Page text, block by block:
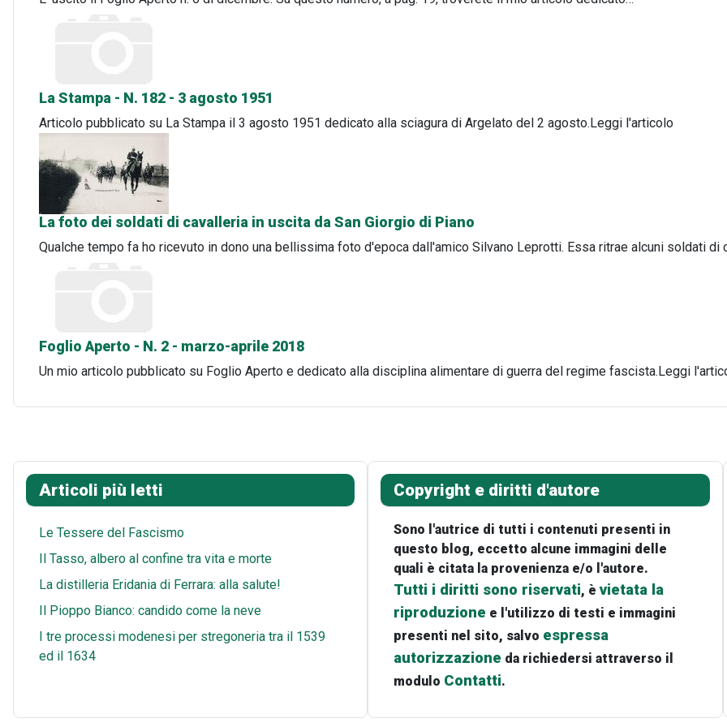
La Stampa - N. 182 - 3 agosto 1951
Articolo pubblicato su La Stampa il 3 agosto 1951 dedicato alla sciagura di Argelato del 2 agosto.Leggi l'articolo
La foto dei soldati di cavalleria in uscita da San Giorgio di Piano
Qualche tempo fa ho ricevuto in dono una bellissima foto d'epoca dall'amico Silvano Leprotti. Essa ritrae alcuni soldati di
Foglio Aperto - N. 2 - marzo-aprile 2018
Un mio articolo pubblicato su Foglio Aperto e dedicato alla disciplina alimentare di guerra del regime fascista.Leggi
Articoli più letti
Le Tessere del Fascismo
Il Tasso, albero al confine tra vita e morte
La distilleria Eridania di Ferrara: alla salute!
Il Pioppo Bianco: candido come la neve
I tre processi modenesi per stregoneria tra il 1539
ed il 1634
Copyright e diritti d'autore
Sono l'autrice di tutti i contenuti presenti in
questo blog, eccetto alcune immagini delle
quali è citata la provenienza e/o l'autore.
Tutti i diritti sono riservati, è vietata la
riproduzione e l'utilizzo di testi e immagini
presenti nel sito, salvo espressa
autorizzazione da richiedersi attraverso il
modulo Contatti.